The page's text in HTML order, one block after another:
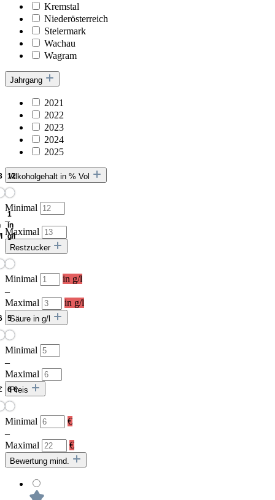
Kremstal
Niederösterreich
Steiermark
Wachau
Wagram
Jahrgang
2021
2022
2023
2024
2025
Alkoholgehalt in % Vol
Minimal
–
Maximal
Restzucker
Minimal
in g/l
–
Maximal
in g/l
Säure in g/l
Minimal
–
Maximal
Preis
Minimal
€
–
Maximal
€
Bewertung mind.